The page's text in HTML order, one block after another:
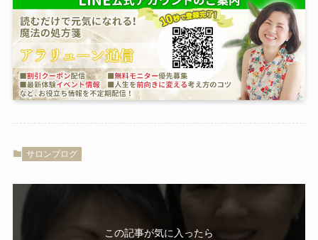
サロンブログ
この記事が気に入ったら